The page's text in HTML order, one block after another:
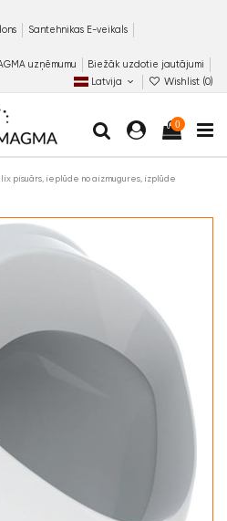
Santehnikas E-veikals
uzņēmumu
Biežāk uzdotie jautājumi
Latvija
Wishlist (0)
0
pisuārs, ieplūde no aizmugures, izplūde